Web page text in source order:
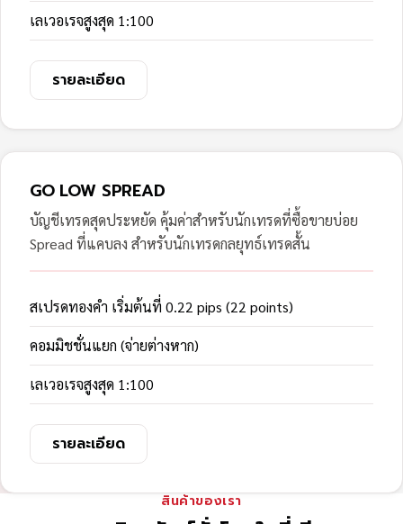
เลเวอเรจสูงสุด 1:100
รายละเอียด
GO LOW SPREAD
บัญชีเทรดสุดประหยัด คุ้มค่าสำหรับนักเทรดที่ซื้อขายบ่อย
Spread ที่แคบลง สำหรับนักเทรดกลยุทธ์เทรดสั้น
สเปรดทองคำ เริ่มต้นที่ 0.22 pips (22 points)
คอมมิชชั่นแยก (จ่ายต่างหาก)
เลเวอเรจสูงสุด 1:100
รายละเอียด
สินค้าของเรา